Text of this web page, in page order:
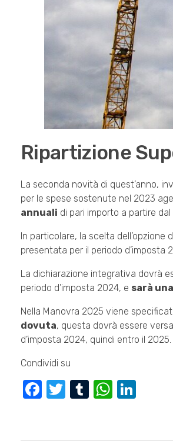
Ripartizione
La seconda novità di quest’anno,
per le spese sostenute nel 2023
annuali di pari importo a partire dal
In particolare, la scelta dell’opzione
presentata per il periodo d’imposta
La dichiarazione integrativa dovrà
periodo d’imposta 2024, e sarà
Nella Manovra 2025 viene
dovuta, questa dovrà essere
d’imposta 2024, quindi entro il 2025.
Condividi su
F
T
T
W